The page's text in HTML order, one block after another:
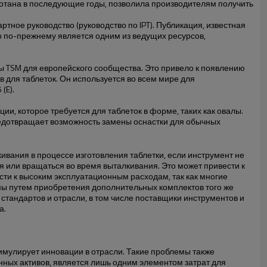
в последующие годы, позволила производителям получить
руководство (руководство по IPT). Публикация, известная
по-прежнему является одним из ведущих ресурсов,
TSM для европейского сообщества. Это привело к появлению
таблеток. Он используется во всем мире для
которое требуется для таблеток в форме, таких как овалы.
возможность замены оснастки для обычных
в процессе изготовления таблетки, если инструмент не
вращаться во время выталкивания. Это может привести к
к высоким эксплуатационным расходам, так как многие
приобретения дополнительных комплектов того же
и отрасли, в том числе поставщики инструментов и
инновации в отрасли. Такие проблемы также
активов, является лишь одним элементом затрат для